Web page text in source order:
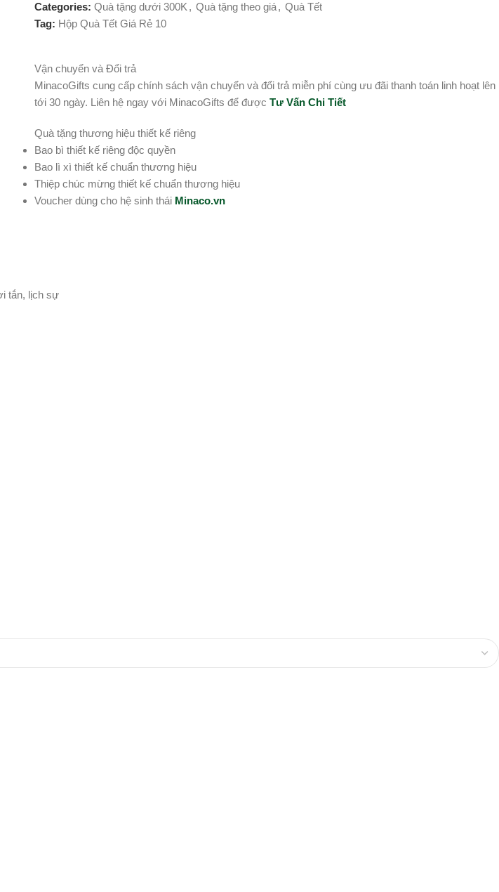
Categories: Quà tặng dưới 300K , Quà tặng theo giá, Quà Tết
Tag: Hộp Quà Tết Giá Rẻ 10
Vận chuyển và Đổi trả
MinacoGifts cung cấp chính sách vận chuyển và đổi trả miễn phí cùng ưu đãi thanh toán linh hoạt lên
tới 30 ngày. Liên hệ ngay với MinacoGifts để được Tư Vấn Chi Tiết
Quà tặng thương hiệu thiết kế riêng
Bao bì thiết kế riêng độc quyền
Bao lì xì thiết kế chuẩn thương hiệu
Thiệp chúc mừng thiết kế chuẩn thương hiệu
Voucher dùng cho hệ sinh thái Minaco.vn
tắn, lịch sự